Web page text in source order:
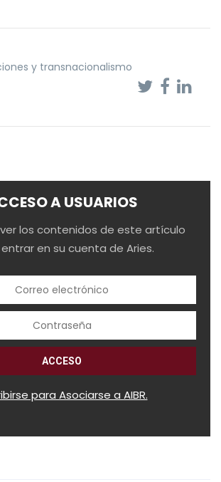
y transnacionalismo
A USUARIOS
los contenidos de este artículo
en su cuenta de Aries.
para Asociarse a AIBR.